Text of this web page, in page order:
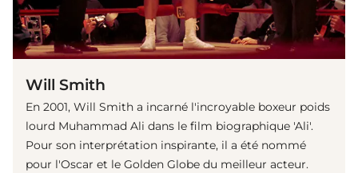
Will Smith
En 2001, Will Smith a incarné l'incroyable boxeur poids
lourd Muhammad Ali dans le film biographique 'Ali'.
Pour son interprétation inspirante, il a été nommé
pour l'Oscar et le Golden Globe du meilleur acteur.